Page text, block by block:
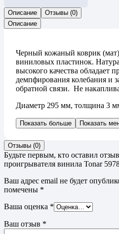
Описание
Отзывы (0)
Описание
Черный кожаный коврик (мат)
виниловых пластинок.
высокого качества обладает
демпфирования колебания и
обратной связи. Не
Диаметр 295 мм, толщина 3
Показать больше Показать
Отзывы (0)
Будьте первым, кто оставил
проигрывателя винила Tonar
Ваш адрес email не будет
помечены *
Ваша оценка *
Ваш отзыв *